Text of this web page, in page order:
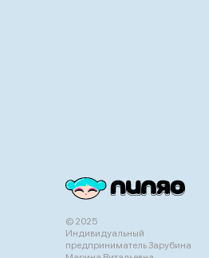
© 2025
Индивидуальный
предприниматель Зарубина